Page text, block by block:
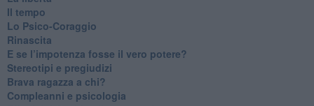
​Il tempo
​Lo Psico-Coraggio
Rinascita
​E se l’impotenza fosse il vero potere?
Stereotipi e pregiudizi
​Brava ragazza a chi?
​Compleanni e psicologia